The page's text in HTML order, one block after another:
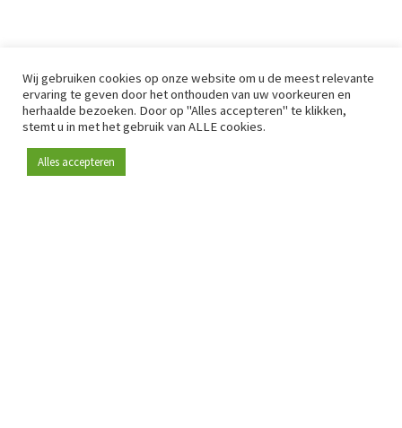
Wij gebruiken cookies op onze website om u de meest relevante
ervaring te geven door het onthouden van uw voorkeuren en
herhaalde bezoeken. Door op "Alles accepteren" te klikken,
stemt u in met het gebruik van ALLE cookies.
Alles accepteren